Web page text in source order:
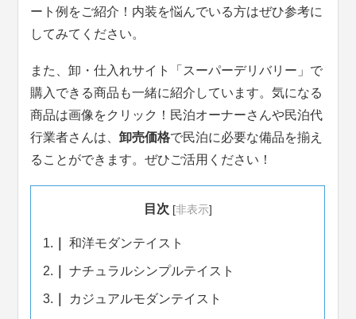
ート例をご紹介！内装を悩んでいる方はぜひ参考に
してみてください。
また、卸・仕入れサイト「スーパーデリバリー」で
購入できる商品も一緒に紹介しています。気になる
商品は画像をクリック！民泊オーナーさんや民泊代
行業者さんは、卸売価格で民泊に必要な備品を揃え
ることができます。ぜひご活用ください！
目次 [非表示]
1. 和洋モダンテイスト
2. ナチュラルシンプルテイスト
3. カジュアルモダンテイスト